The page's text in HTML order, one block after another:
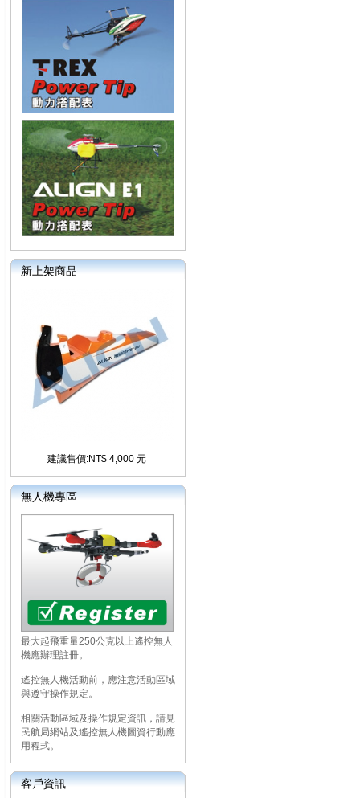
新上架商品
建議售價:NT$ 4,000 元
無人機專區
最大起飛重量250公克以上遙控無人
機應辦理註冊。
遙控無人機活動前，應注意活動區域
與遵守操作規定。
相關活動區域及操作規定資訊，請見
民航局網站及遙控無人機圖資行動應
用程式。
客戶資訊